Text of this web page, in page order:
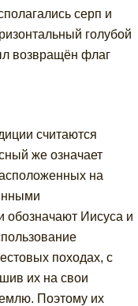
серп и
голубой
возвращён флаг
считаются
же означает
на
обозначают Иисуса и
походах, с
их на свои
Поэтому их